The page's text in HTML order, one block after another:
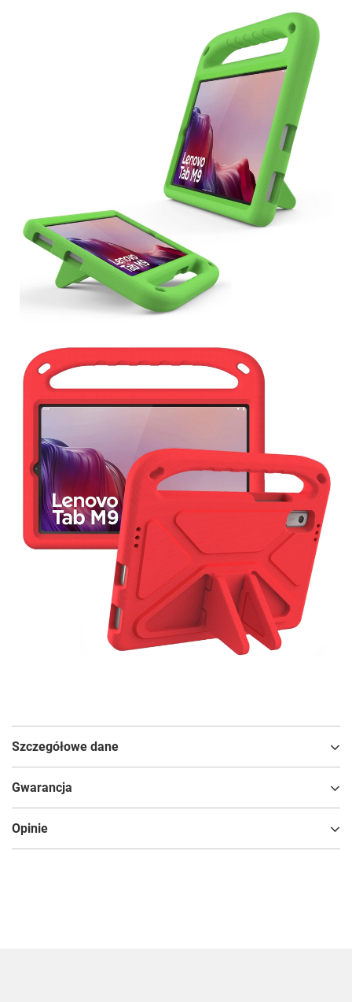
Szczegółowe dane
Gwarancja
Opinie